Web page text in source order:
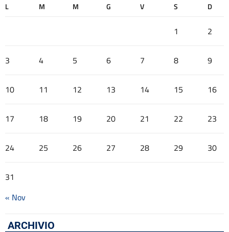
Rendiconti gruppi consiliari regionali/provinciali
Tassi di assenza
Cerca
L M M G V S D
1 2
3 4 5 6 7 8 9
10 11 12 13 14 15 16
17 18 19 20 21 22 23
24 25 26 27 28 29 30
31
« Nov
ARCHIVIO